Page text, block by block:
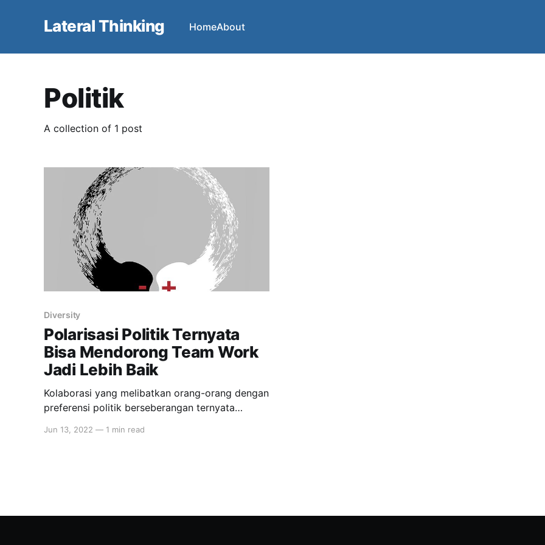
Lateral Thinking HomeAbout
Politik
A collection of 1 post
Diversity
Polarisasi Politik Ternyata
Bisa Mendorong Team Work
Jadi Lebih Baik
Kolaborasi yang melibatkan orang-orang dengan
preferensi politik berseberangan ternyata
ketimbang tim dengan perbedaan politik yang
Jun 13, 2022 — 1 min read